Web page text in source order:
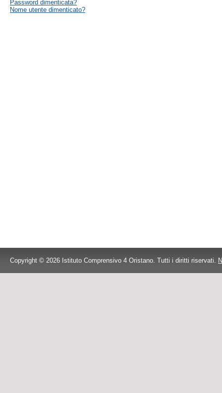
Password dimenticata?
Nome utente dimenticato?
Copyright © 2026 Istituto Comprensivo 4 Oristano. Tutti i diritti riservati.